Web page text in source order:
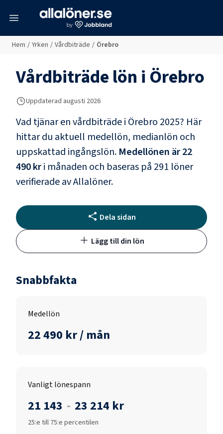
Hem / Yrken / Vårdbiträde / Örebro
Vårdbiträdelön i Örebro
Uppdaterad augusti 2026
Vad tjänar envårdbiträdei Örebro 2025? Här
hittar du aktuell medellön, medianlön och
uppskattad ingångslön. Medellönen är22
490 kri månaden och baseras på 291 löner
verifierade av Allalöner.
Dela sidan
Lägg till din lön
Snabbfakta
Medellön
22 490 kr / mån
Vanligt lönespann
21 143 - 23 214 kr
25:e till 75:e percentilen